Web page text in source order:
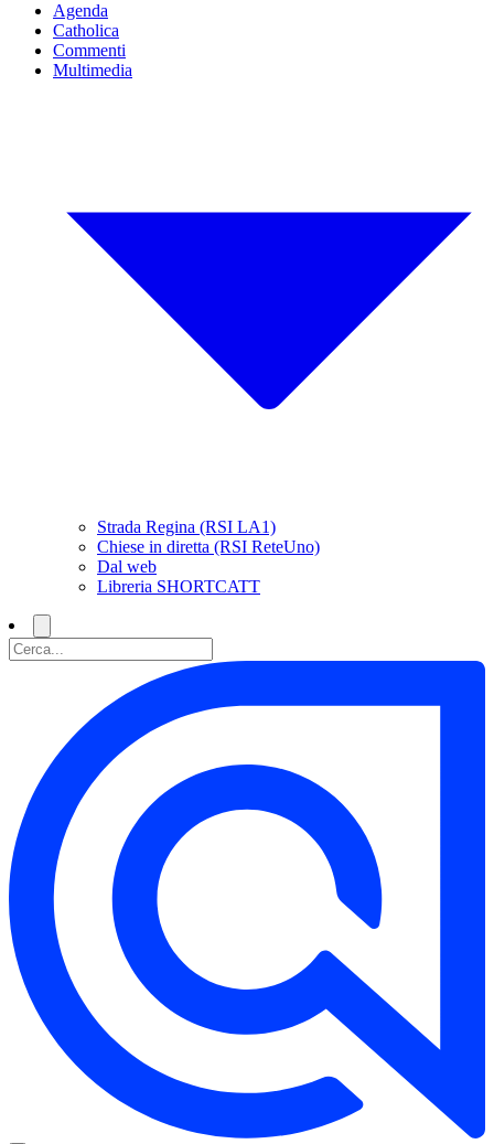
Agenda
Catholica
Commenti
Multimedia
Strada Regina (RSI LA1)
Chiese in diretta (RSI ReteUno)
Dal web
Libreria SHORTCATT